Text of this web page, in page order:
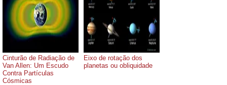
Cinturão de Radiação de
Van Allen: Um Escudo
Contra Partículas
Cósmicas
Eixo de rotação dos
planetas ou obliquidade